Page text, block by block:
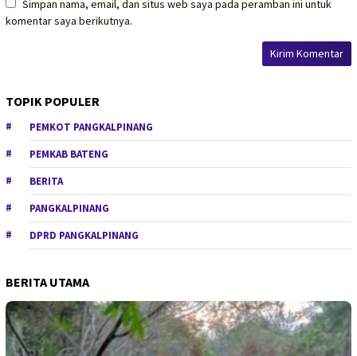
Simpan nama, email, dan situs web saya pada peramban ini untuk
komentar saya berikutnya.
TOPIK POPULER
PEMKOT PANGKALPINANG
PEMKAB BATENG
BERITA
PANGKALPINANG
DPRD PANGKALPINANG
BERITA UTAMA